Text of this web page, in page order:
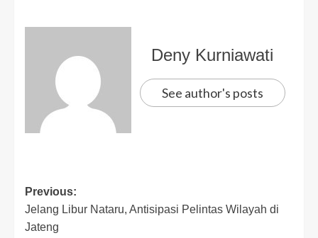
Deny Kurniawati
See author's posts
Previous:
Jelang Libur Nataru, Antisipasi Pelintas Wilayah di
Jateng